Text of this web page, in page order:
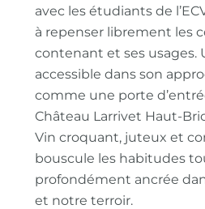
avec les étudiants de
à repenser librement les
contenant et ses usages.
accessible dans son
comme une porte
Château Larrivet Haut-
Vin croquant, juteux et
bouscule les habitudes
profondément ancrée
et notre terroir.